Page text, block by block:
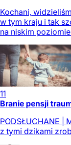
Kochani,
w tym kraju i tak
na niskim
11
Branie pensji
PODSŁUCHANE |
z tymi dzikami